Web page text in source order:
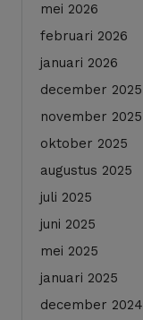
mei 2026
februari 2026
januari 2026
december 2025
november 2025
oktober 2025
augustus 2025
juli 2025
juni 2025
mei 2025
januari 2025
december 2024